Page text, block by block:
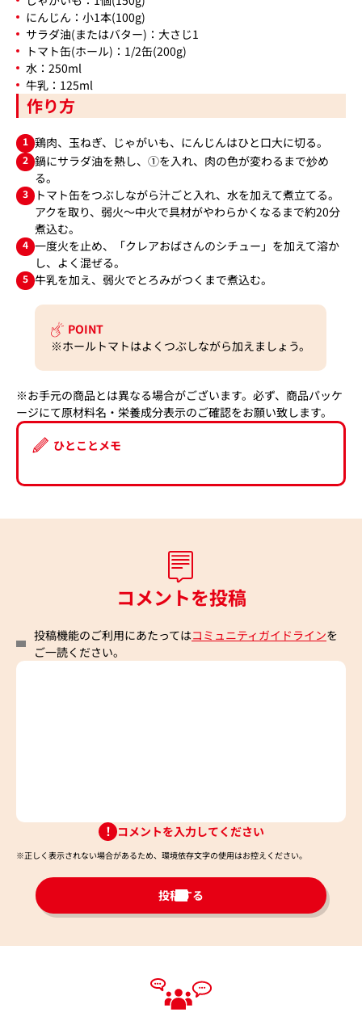
にんじん：小1本(100g)
サラダ油(またはバター)：大さじ1
トマト缶(ホール)：1/2缶(200g)
水：250ml
牛乳：125ml
作り方
1 鶏肉、玉ねぎ、じゃがいも、にんじんはひと口大に切る。
2 鍋にサラダ油を熱し、①を入れ、肉の色が変わるまで炒め
る。
3
トマト缶をつぶしながら汁ごと入れ、水を加えて煮立てる。
アクを取り、弱火～中火で具材がやわらかくなるまで約20分
煮込む。
4 一度火を止め、「クレアおばさんのシチュー」を加えて溶か
し、よく混ぜる。
5 牛乳を加え、弱火でとろみがつくまで煮込む。
POINT
※ホールトマトはよくつぶしながら加えましょう。
※お手元の商品とは異なる場合がございます。必ず、商品パッケ
ージにて原材料名・栄養成分表示のご確認をお願い致します。
ひとことメモ
コメントを投稿
投稿機能のご利用にあたってはコミュニティガイドラインを
ご一読ください。
コメントを入力してください
※正しく表示されない場合があるため、環境依存文字の使用はお控えください。​
投稿する